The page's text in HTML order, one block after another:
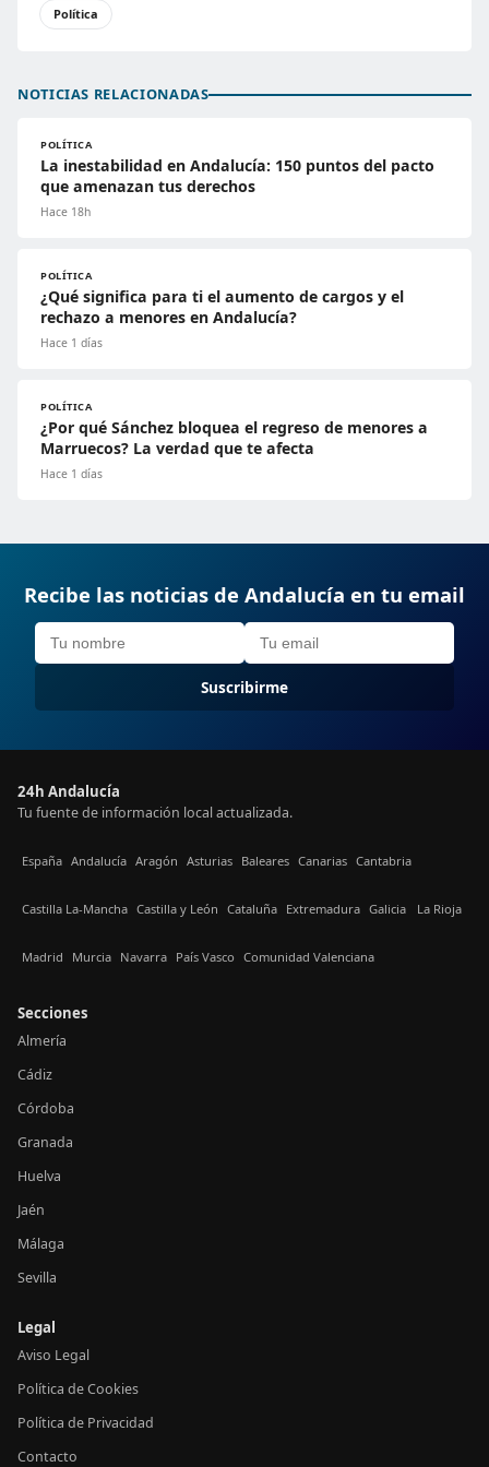
Política
NOTICIAS RELACIONADAS
POLÍTICA
La inestabilidad en Andalucía: 150 puntos del pacto
que amenazan tus derechos
Hace 18h
POLÍTICA
¿Qué significa para ti el aumento de cargos y el
rechazo a menores en Andalucía?
Hace 1 días
POLÍTICA
¿Por qué Sánchez bloquea el regreso de menores a
Marruecos? La verdad que te afecta
Hace 1 días
Recibe las noticias de Andalucía en tu email
Suscribirme
24h Andalucía
Tu fuente de información local actualizada.
España Andalucía Aragón Asturias Baleares Canarias Cantabria
Castilla La-Mancha Castilla y León Cataluña Extremadura Galicia La Rioja
Madrid Murcia Navarra País Vasco Comunidad Valenciana
Secciones
Almería
Cádiz
Córdoba
Granada
Huelva
Jaén
Málaga
Sevilla
Legal
Aviso Legal
Política de Cookies
Política de Privacidad
Contacto